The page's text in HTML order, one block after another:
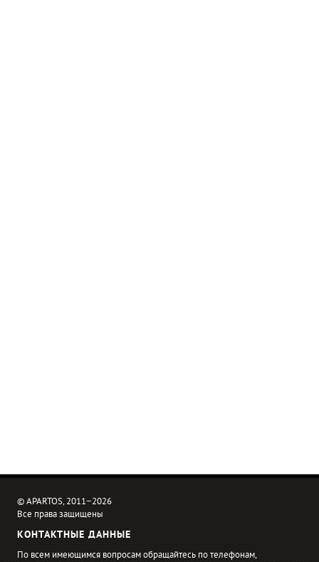
© APARTOS, 2011−2026
Все права защищены
КОНТАКТНЫЕ ДАННЫЕ
По всем имеющимся вопросам обращайтесь по телефонам,